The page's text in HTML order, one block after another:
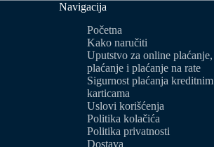
Navigacija
Početna
Kako naručiti
Uputstvo za online plaćanje,
plaćanje i plaćanje na rate
Sigurnost plaćanja kreditnim
karticama
Uslovi korišćenja
Politika kolačića
Politika privatnosti
Dostava